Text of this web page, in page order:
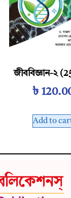
জীববিজ্ঞান-২
৳
Add to